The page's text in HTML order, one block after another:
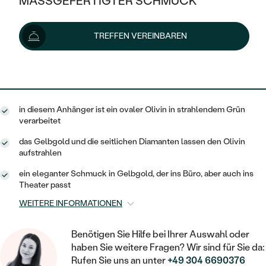
KLASSISCH
V-FORM
VINTAGE
AUSSERGEWÖHNLICHE
VON HAND GRAVIERTE
MIT MEHREREN DIAMANTEN
HALO
VINTAGE
GESTALTE EINEN RING
DIAMANTEN ZUM EINFASSEN
AUSVERKAUF
WENN SCHMUCK HILFT
NACH TYP
OHRRINGE
RINGE
ANHÄNGER / KETTEN
ARMBÄNDER
SCHMUCKSET
HERRENSCHMUCK
PLATIN
OHRSTECKER
MINIMALISTISCHE
OHRHÄNGER
HERZ
GOLD
SILBER
NACH STYL
SOLITÄR
ZUR GEBURT EINES KINDES
PERSONALISIERT
MIT STERNZEICHEN
MINIMALISTISCH
AUSVERKAUF
GOLD
SILBER
PLATIN
NACH STYL
MEMOIRE
MINIMALISTISCHE
TREFFEN VEREINBAREN
402 €
Lieferoptionen
in diesem Anhänger ist ein ovaler Olivin in strahlendem Grün
verarbeitet
das Gelbgold und die seitlichen Diamanten lassen den Olivin
aufstrahlen
ein eleganter Schmuck in Gelbgold, der ins Büro, aber auch ins
Theater passt
WEITERE INFORMATIONEN
Benötigen Sie Hilfe bei Ihrer Auswahl oder
haben Sie weitere Fragen? Wir sind für Sie da:
Rufen Sie uns an unter+49 304 6690376